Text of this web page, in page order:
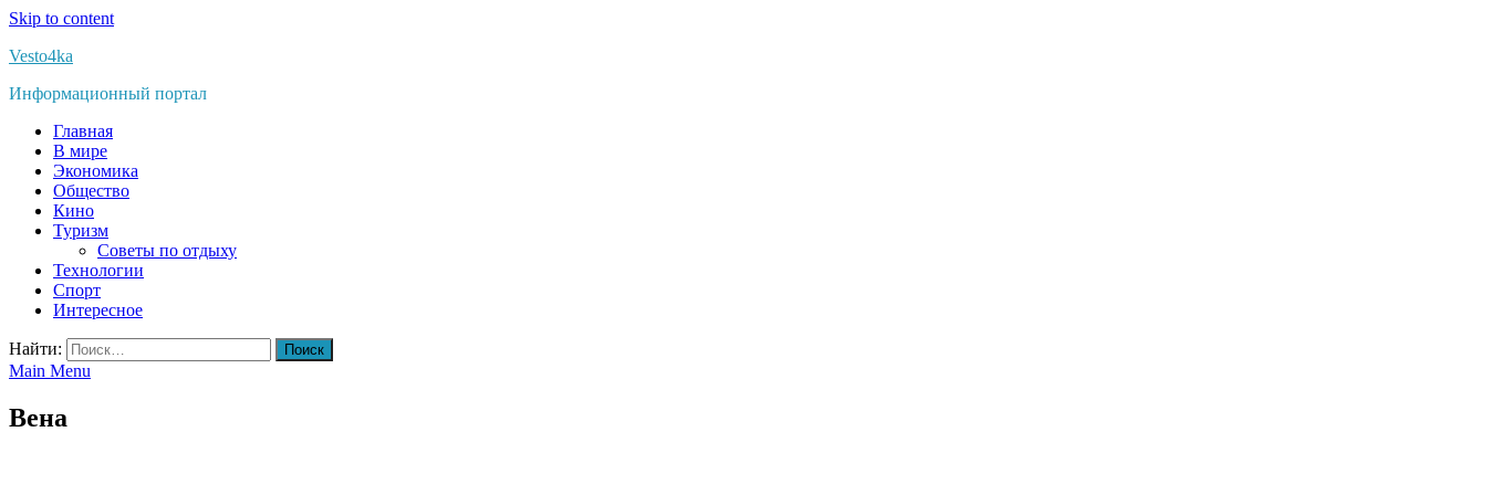
Skip to content
Vesto4ka
Информационный портал
Главная
В мире
Экономика
Общество
Кино
Туризм
Советы по отдыху
Технологии
Спорт
Интересное
Найти:
Main Menu
Вена